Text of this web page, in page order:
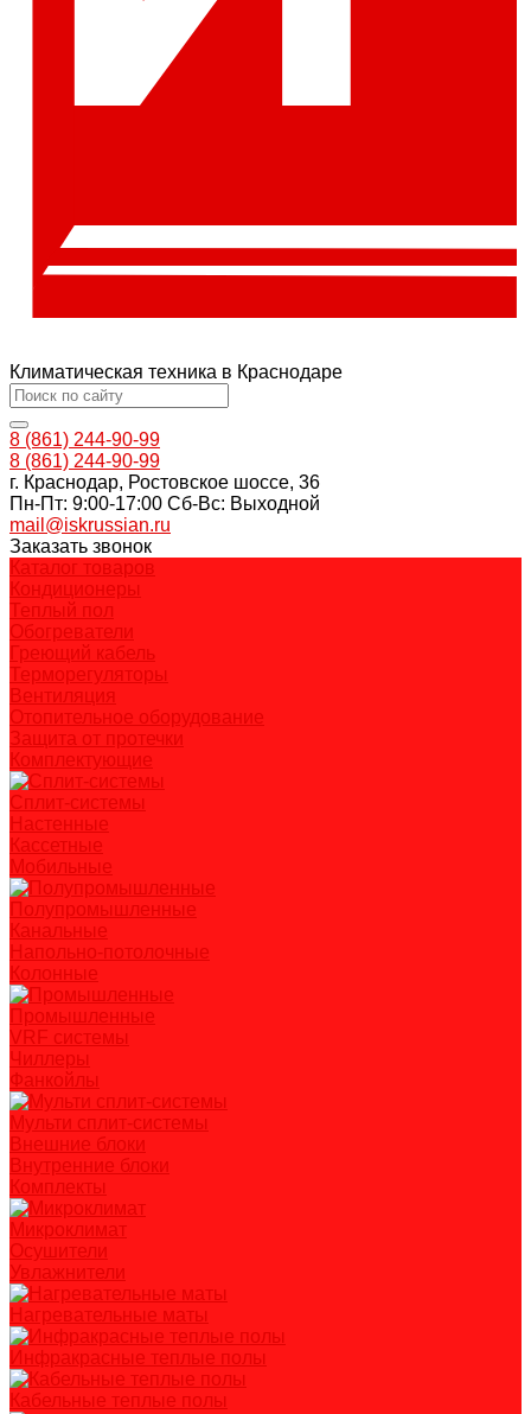
Климатическая техника в Краснодаре
8 (861) 244-90-99
8 (861) 244-90-99
г. Краснодар, Ростовское шоссе, 36
Пн-Пт: 9:00-17:00 Cб-Вс: Выходной
mail@iskrussian.ru
Заказать звонок
Каталог товаров
Кондиционеры
Теплый пол
Обогреватели
Греющий кабель
Терморегуляторы
Вентиляция
Отопительное оборудование
Защита от протечки
Комплектующие
Сплит-системы
Настенные
Кассетные
Мобильные
Полупромышленные
Канальные
Напольно-потолочные
Колонные
Промышленные
VRF системы
Чиллеры
Фанкойлы
Мульти сплит-системы
Внешние блоки
Внутренние блоки
Комплекты
Микроклимат
Осушители
Увлажнители
Нагревательные маты
Инфракрасные теплые полы
Кабельные теплые полы